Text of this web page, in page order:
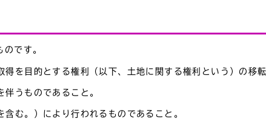
です。
を目的とする権利（以下、土地に関する権利という）の移
うものであること。
む。）により行われるものであること。